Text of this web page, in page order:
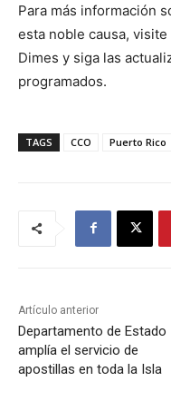
Para más información
esta noble causa,
Dimes y siga las
programados.
TAGS CCO Puerto Rico
Artículo anterior
Departamento de Estado
amplía el servicio de
apostillas en toda la Isla